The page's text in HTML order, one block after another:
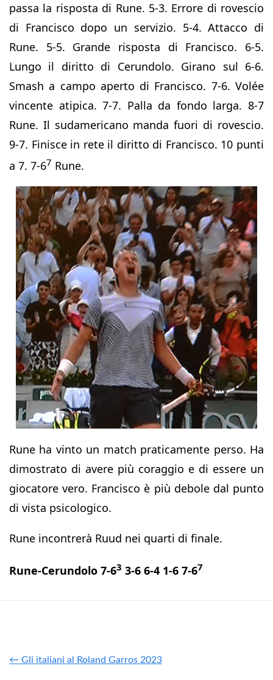
passa la risposta di Rune. 5-3. Errore di rovescio
di Francisco dopo un servizio. 5-4. Attacco di
Rune. 5-5. Grande risposta di Francisco. 6-5.
Lungo il diritto di Cerundolo. Girano sul 6-6.
Smash a campo aperto di Francisco. 7-6. Volée
vincente atipica. 7-7. Palla da fondo larga. 8-7
Rune. Il sudamericano manda fuori di rovescio.
9-7. Finisce in rete il diritto di Francisco. 10 punti
a 7. 7-67 Rune.
Rune ha vinto un match praticamente perso. Ha
dimostrato di avere più coraggio e di essere un
giocatore vero. Francisco è più debole dal punto
di vista psicologico.
Rune incontrerà Ruud nei quarti di finale.
Rune-Cerundolo 7-63 3-6 6-4 1-6 7-67
← Gli italiani al Roland Garros 2023